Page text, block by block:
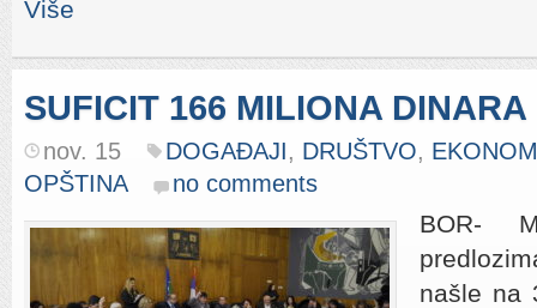
Više
SUFICIT 166 MILIONA DINARA
nov. 15 DOGAĐAJI, DRUŠTVO,
OPŠTINA
no comments
BOR-
našle na